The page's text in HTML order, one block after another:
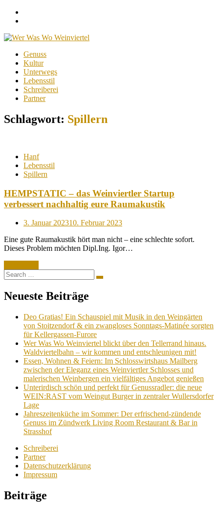
Skip
content
Genuss
Kultur
Unterwegs
Lebensstil
Schreiberei
Partner
Schlagwort: Spillern
Hanf
Lebensstil
Spillern
HEMPSTATIC – das Weinviertler Startup
verbessert nachhaltig eure Raumakustik
Posted
3. Januar 202310. Februar 2023
Eine gute Raumakustik hört man nicht – eine schlechte sofort.
Dieses Problem möchten Dipl.Ing. Igor…
Search
for:
Search
Neueste Beiträge
Deo Gratias! Ein Schauspiel mit Musik in den Weingärten
von Stoitzendorf & ein zwangloses Sonntags-Matinée sorgten
für Kellergassen-Furore
Wer Was Wo Weinviertel blickt über den Tellerrand hinaus.
Waldviertelbahn – wir kommen und entschleunigen mit!
Essen, Wohnen & Feiern: Im Schlosswirtshaus Mailberg
zwischen der Eleganz eines Weinviertler Schlosses und
malerischen Weinbergen ein vielfältiges Angebot genießen
Unterirdisch schön und perfekt für Genussradler: die neue
WEIN:RAST vom Weingut Burger in zentraler Wullersdorfer
Lage
Jahreszeitenküche im Sommer: Der erfrischend-zündende
Genuss im Zündwerk Living Room Restaurant & Bar in
Strasshof
Schreiberei
Partner
Datenschutzerklärung
Impressum
Beiträge